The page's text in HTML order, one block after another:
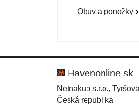
Obuv a ponožky
Správa*
Správa*
Havenonline.sk
Netnakup s.r.o.,
Česká republika